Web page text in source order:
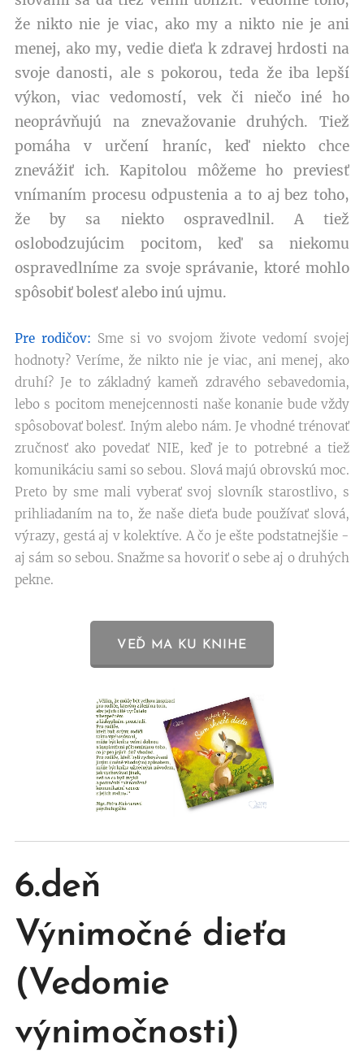
že nikto nie je viac, ako my a nikto nie je ani
menej, ako my, vedie dieťa k zdravej hrdosti na
svoje danosti, ale s pokorou, teda že iba lepší
výkon, viac vedomostí, vek či niečo iné ho
neoprávňujú na znevažovanie druhých. Tiež
pomáha v určení hraníc, keď niekto chce
znevážiť ich. Kapitolou môžeme ho previesť
vnímaním procesu odpustenia a to aj bez toho,
že by sa niekto ospravedlnil. A tiež
oslobodzujúcim pocitom, keď sa niekomu
ospravedlníme za svoje správanie, ktoré mohlo
spôsobiť bolesť alebo inú ujmu.
Pre rodičov: Sme si vo svojom živote vedomí svojej
hodnoty? Veríme, že nikto nie je viac, ani menej, ako
druhí? Je to základný kameň zdravého sebavedomia,
lebo s pocitom menejcennosti naše konanie bude vždy
spôsobovať bolesť. Iným alebo nám. Je vhodné trénovať
zručnosť ako povedať NIE, keď je to potrebné a tiež
komunikáciu sami so sebou. Slová majú obrovskú moc.
Preto by sme mali vyberať svoj slovník starostlivo, s
prihliadaním na to, že naše dieťa bude používať slová,
výrazy, gestá aj v kolektíve. A čo je ešte podstatnejšie -
aj sám so sebou. Snažme sa hovoriť o sebe aj o druhých
pekne.
VEĎ MA KU KNIHE
6.deň
Výnimočné dieťa
(Vedomie
výnimočnosti)